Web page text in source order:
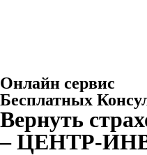
Онлайн сервис
Бесплатных
Вернуть
– ЦЕНТР-